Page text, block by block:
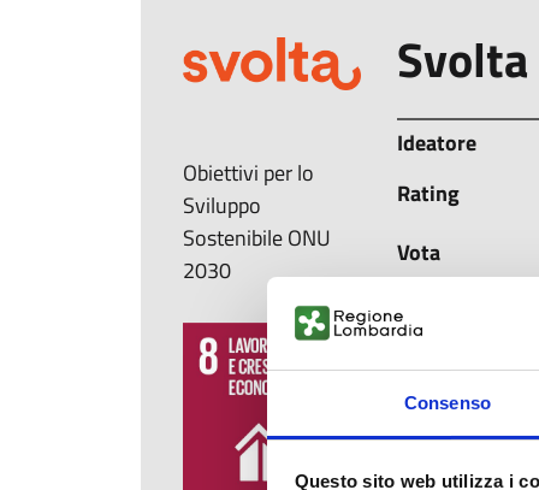
Consenso
Questo sito web utilizza i
Obiettivi per lo
Sviluppo
Sostenibile ONU
2030
Svolta
Ideatore
Rating
Vota
Svolta è un
anni bloccati